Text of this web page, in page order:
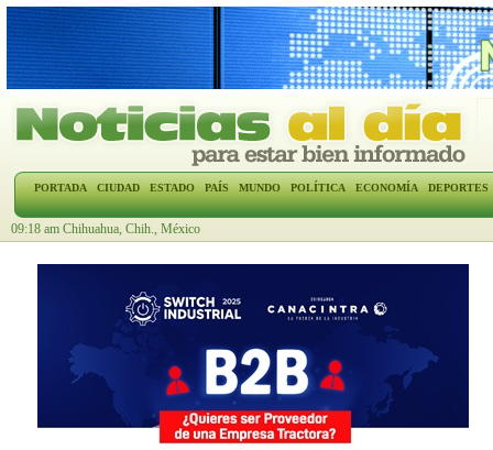
PORTADA CIUDAD ESTADO PAÍS MUNDO POLÍTICA ECONOMÍA DEPORTES
09:18 am Chihuahua, Chih., México